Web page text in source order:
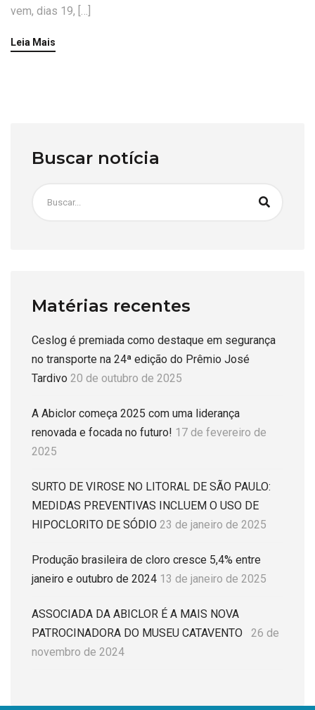
vem, dias 19, […]
Leia Mais
Buscar notícia
Matérias recentes
Ceslog é premiada como destaque em segurança
no transporte na 24ª edição do Prêmio José
Tardivo 20 de outubro de 2025
A Abiclor começa 2025 com uma liderança
renovada e focada no futuro! 17 de fevereiro de
2025
SURTO DE VIROSE NO LITORAL DE SÃO PAULO:
MEDIDAS PREVENTIVAS INCLUEM O USO DE
HIPOCLORITO DE SÓDIO 23 de janeiro de 2025
Produção brasileira de cloro cresce 5,4% entre
janeiro e outubro de 2024 13 de janeiro de 2025
ASSOCIADA DA ABICLOR É A MAIS NOVA
PATROCINADORA DO MUSEU CATAVENTO
26 de
novembro de 2024